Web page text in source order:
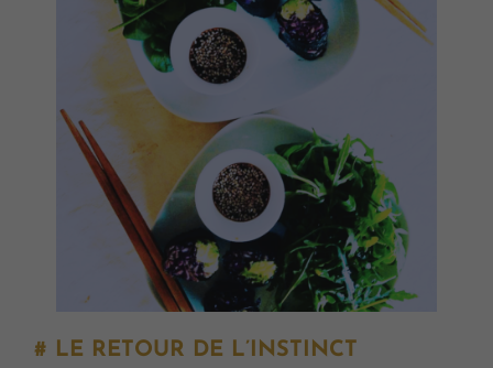
# LE RETOUR DE L’INSTINCT